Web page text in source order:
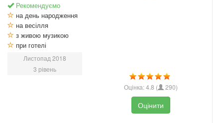
Рекомендуємо
на день народження
на весілля
з живою музикою
при готелі
Листопад 2018
3 рівень
Оцінка:4.8 ( 290)
Оцінити